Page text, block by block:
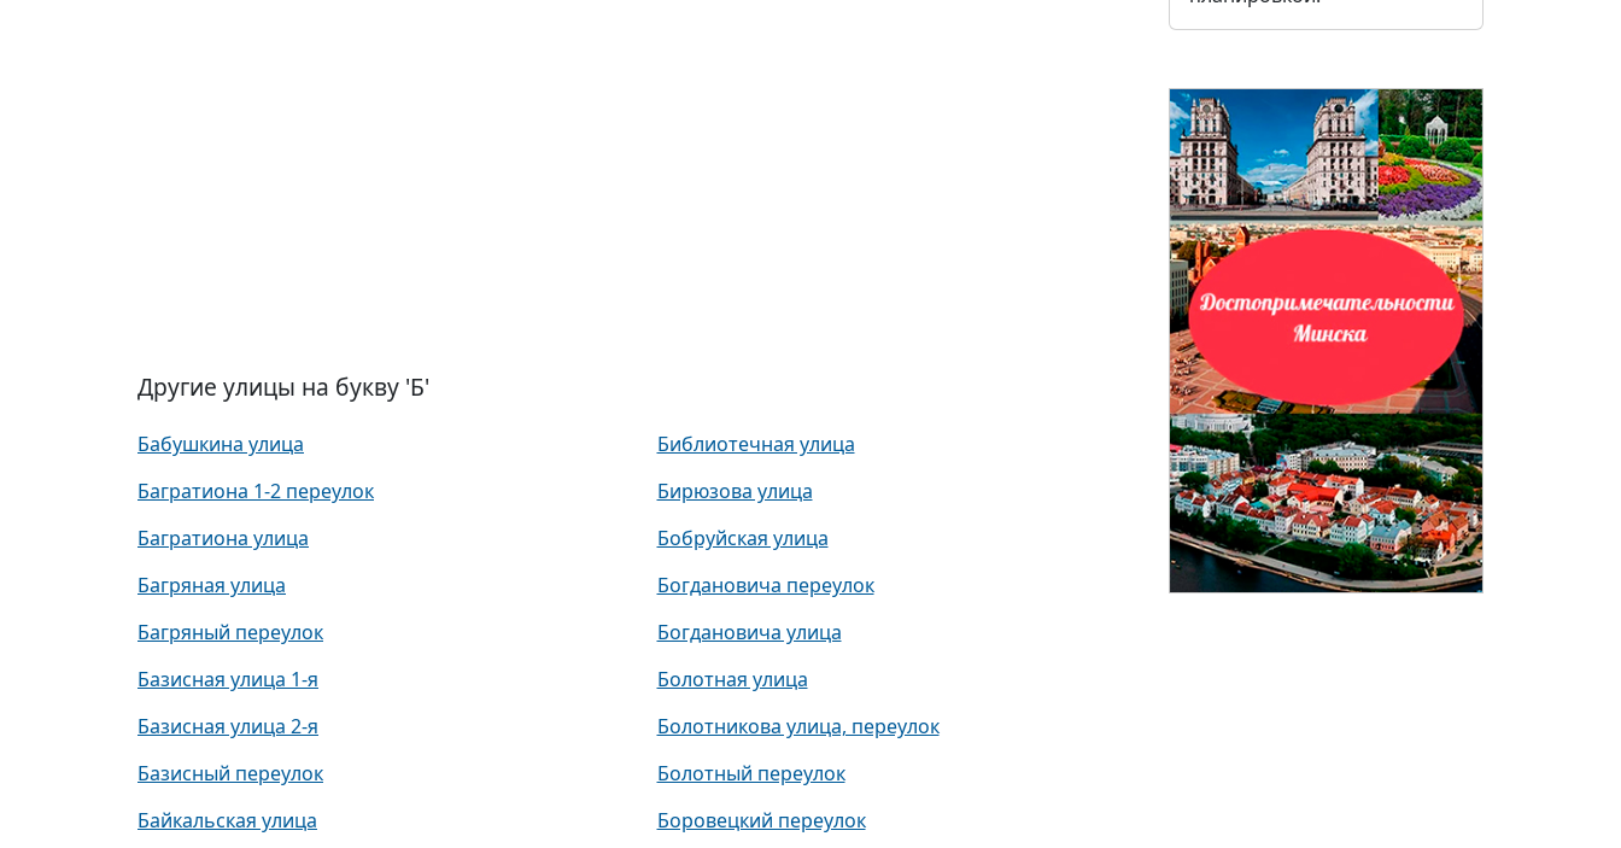
Другие улицы на букву 'Б'
Бабушкина улица
Багратиона 1-2 переулок
Багратиона улица
Багряная улица
Багряный переулок
Базисная улица 1-я
Базисная улица 2-я
Базисный переулок
Байкальская улица
Библиотечная улица
Бирюзова улица
Бобруйская улица
Богдановича переулок
Богдановича улица
Болотная улица
Болотникова улица, переулок
Болотный переулок
Боровецкий переулок